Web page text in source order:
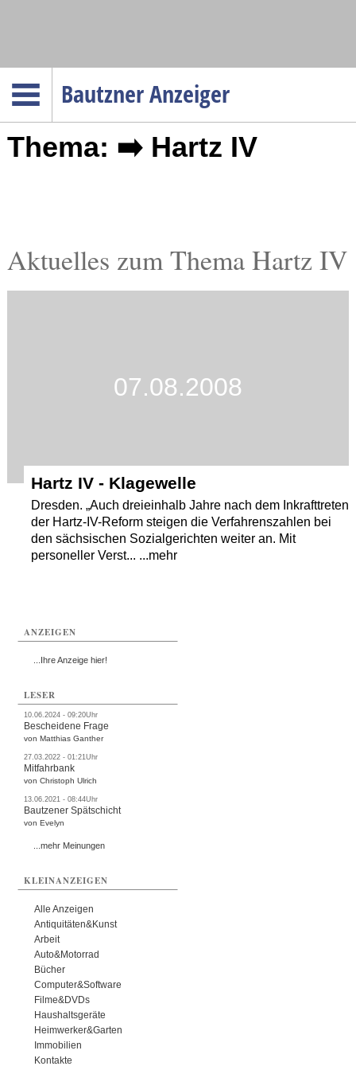
Bautzner Anzeiger
Menüpunkte
Startseite
Verkehr
Thema: ➡️ Hartz IV
Aktuelles zum Thema Hartz IV
07.08.2008
Hartz IV - Klagewelle
Dresden. „Auch dreieinhalb Jahre nach dem Inkrafttreten
der Hartz-IV-Reform steigen die Verfahrenszahlen bei
den sächsischen Sozialgerichten weiter an. Mit
personeller Verst... ...mehr
ANZEIGEN
...Ihre Anzeige hier!
LESER
10.06.2024 - 09:20Uhr
Bescheidene Frage
von Matthias Ganther
27.03.2022 - 01:21Uhr
Mitfahrbank
von Christoph Ulrich
13.06.2021 - 08:44Uhr
Bautzener Spätschicht
von Evelyn
...mehr Meinungen
KLEINANZEIGEN
Alle Anzeigen
Antiquitäten&Kunst
Arbeit
Auto&Motorrad
Bücher
Computer&Software
Filme&DVDs
Haushaltsgeräte
Heimwerker&Garten
Immobilien
Kontakte